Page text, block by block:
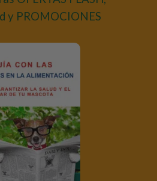
y PROMOCIONES